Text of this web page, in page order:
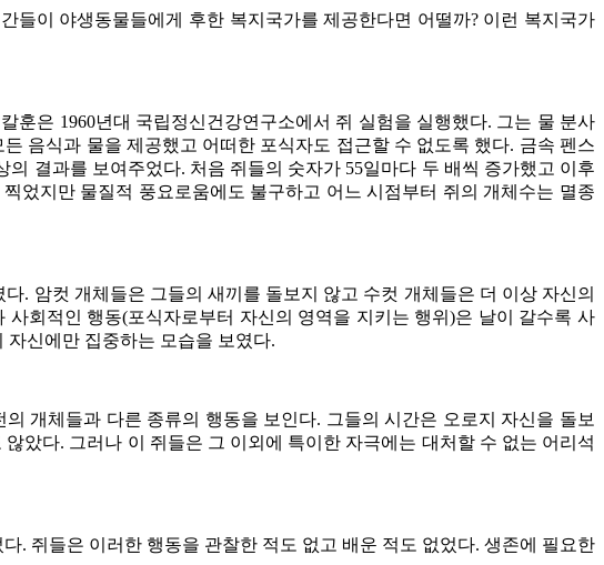
들이 야생동물들에게 후한 복지국가를 제공한다면 어떨까? 이런 복지국가
훈은 1960년대 국립정신건강연구소에서 쥐 실험을 실행했다. 그는 물 분사
음식과 물을 제공했고 어떠한 포식자도 접근할 수 없도록 했다. 금속 펜스
결과를 보여주었다. 처음 쥐들의 숫자가 55일마다 두 배씩 증가했고 이후
었지만 물질적 풍요로움에도 불구하고 어느 시점부터 쥐의 개체수는 멸종
. 암컷 개체들은 그들의 새끼를 돌보지 않고 수컷 개체들은 더 이상 자신의
회적인 행동(포식자로부터 자신의 영역을 지키는 행위)은 날이 갈수록 사
신에만 집중하는 모습을 보였다.
개체들과 다른 종류의 행동을 보인다. 그들의 시간은 오로지 자신을 돌보
았다. 그러나 이 쥐들은 그 이외에 특이한 자극에는 대처할 수 없는 어리석
. 쥐들은 이러한 행동을 관찰한 적도 없고 배운 적도 없었다. 생존에 필요한